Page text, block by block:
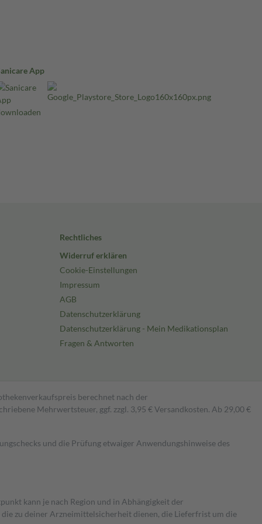
App
Rechtliches
Widerruf erklären
Cookie-Einstellungen
Impressum
AGB
Datenschutzerklärung
Datenschutzerklärung - Mein Medikationsplan
Fragen & Antworten
berechnet nach der
Mehrwertsteuer, ggf. zzgl. 3,95 € Versandkosten. Ab 29,00 €
und die Prüfung etwaiger Anwendungshinweise des
kann je nach Region und in Abhängigkeit der
zu deiner Arzneimittelsicherheit dienen, die Lieferfrist um die